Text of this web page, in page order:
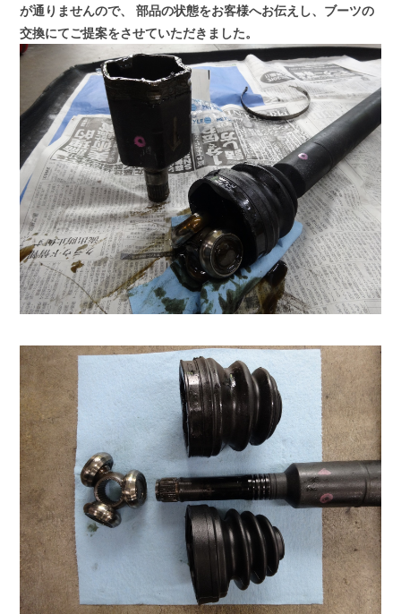
が通りませんので、
部品の状態をお客様へお伝えし、ブーツの
交換にてご提案をさせていただきました。